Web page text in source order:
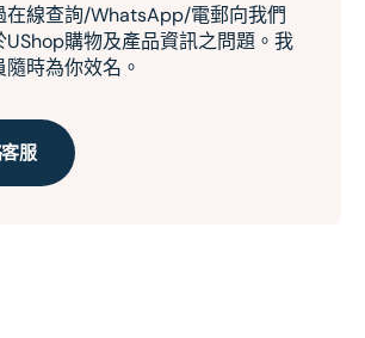
在線查詢/WhatsApp/電郵向我們
UShop購物及產品資訊之問題。我
時為你效名。
服